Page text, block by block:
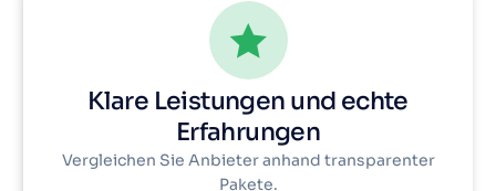
Klare Leistungen und echte
Erfahrungen
Vergleichen Sie Anbieter anhand transparenter
Pakete.